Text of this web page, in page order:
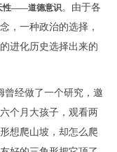
性——道德意识。由于各
，一种政治的选择，
进化历史选择出来的
曾经做了一个研究，邀
个月大孩子，观看两
想爬山坡，却怎么爬